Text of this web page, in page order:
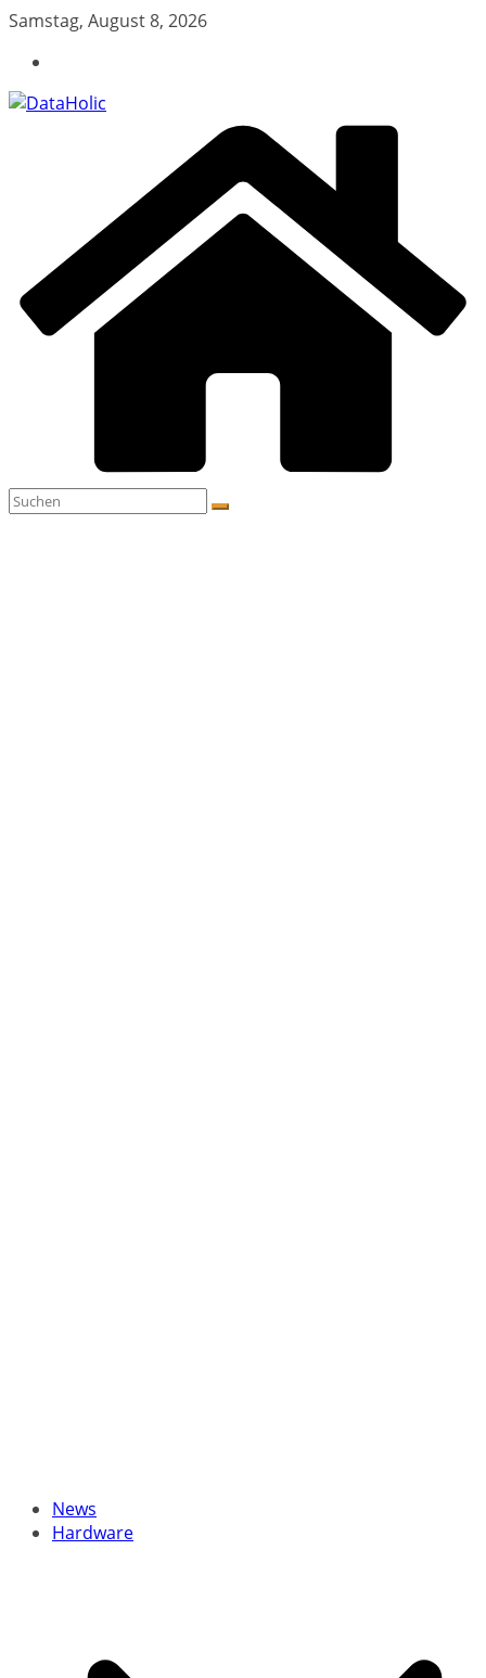
Zum
springen
Samstag, August 8, 2026
News
Hardware